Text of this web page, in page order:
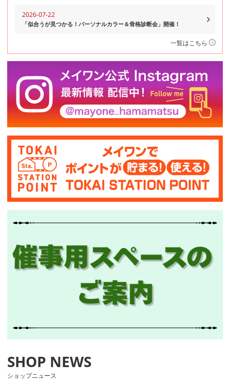
2026-07-22
「似合うが見つかる！パーソナルカラー＆骨格診断会」開催！
一覧はこちら
ショップニュース